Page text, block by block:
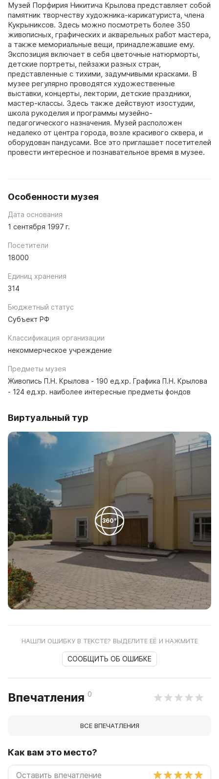
Музей Порфирия Никитича Крылова представляет собой
памятник творчеству художника-карикатуриста, члена
Кукрыниксов. Здесь можно посмотреть более 350
живописных, графических и акварельных работ мастера,
а также мемориальные вещи, принадлежавшие ему.
Экспозиция включает в себя цветочные натюрморты,
детские портреты, пейзажи разных стран,
представленные с тихими, задумчивыми красками. В
музее регулярно проводятся художественные
выставки, концерты, лектории, детские праздники,
мастер-классы. Здесь также действуют изостудии,
школа рукоделия и программы музейно-
педагогического назначения. Музей расположен
недалеко от центра города, возле красивого сквера, и
оборудован пандусами. Все это приглашает посетителей
провести интересное и познавательное время в музее.
Особенности музея
Дата основания
1 сентября 1997 г.
Посетители
18000
Единиц хранения
314
Бюджетный статус
Субъект РФ
Классификация организации
некоммерческое учреждение
Предметы музея
Живопись П.Н. Крылова - 190 ед.хр. Графика П.Н. Крылова
- 124 ед.хр. наиболее интересные предметы фондов
Виртуальный тур
360°
НАШЛИ ОШИБКУ В ТЕКСТЕ? ВЫДЕЛИТЕ ЕЁ И НАЖМИТЕ
СООБЩИТЬ ОБ ОШИБКЕ
Впечатления 0
ВСЕ ВПЕЧАТЛЕНИЯ
Как вам это место?